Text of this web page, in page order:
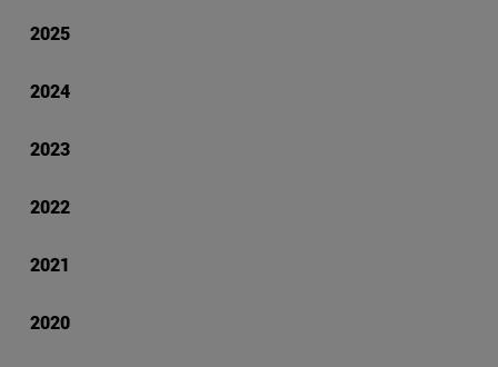
2025
2024
2023
2022
2021
2020